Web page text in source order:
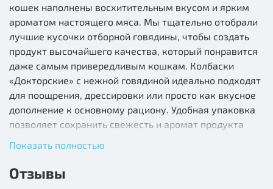
кошек наполнены восхитительным вкусом и ярким
ароматом настоящего мяса. Мы тщательно отобрали
лучшие кусочки отборной говядины, чтобы создать
продукт высочайшего качества, который понравится
даже самым привередливым кошкам. Колбаски
«Докторские» с нежной говядиной идеально подходят
для поощрения, дрессировки или просто как вкусное
дополнение к основному рациону. Удобная упаковка
позволяет сохранить свежесть и аромат продукта
Состав:
происхождения, минералы.
Показать полностью
Отзывы